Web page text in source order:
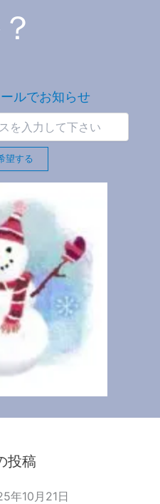
ルでお知らせ
望する
投稿
年10月21日